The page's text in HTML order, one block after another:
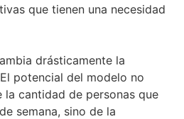
que tienen una necesidad
drásticamente la
potencial del modelo no
la cantidad de personas que
semana, sino de la